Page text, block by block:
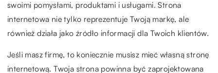
swoimi pomysłami, produktami i usługami. Strona
internetowa nie tylko reprezentuje Twoją markę, ale
również działa jako źródło informacji dla Twoich klientów.
Jeśli masz firmę, to koniecznie musisz mieć własną stronę
internetową. Twoja strona powinna być zaprojektowana